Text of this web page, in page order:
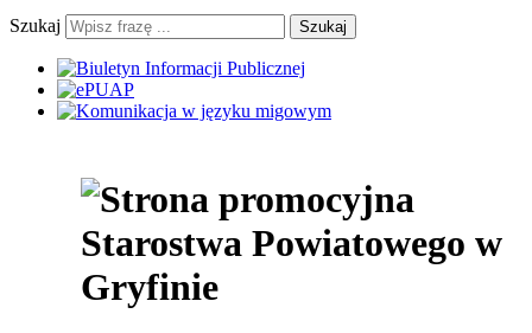
Szukaj Szukaj